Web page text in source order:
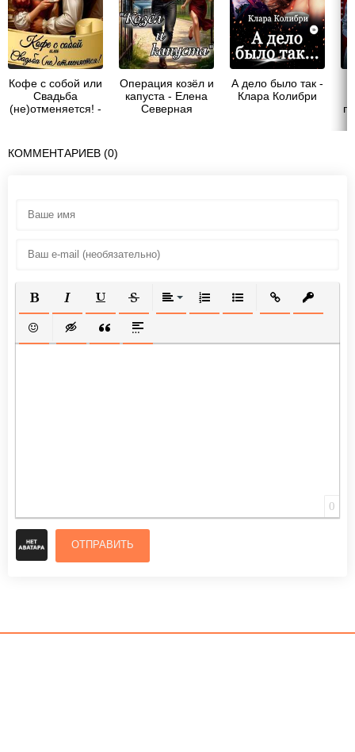
Кофе с собой или
Свадьба
(не)отменяется! -
Операция козёл и
капуста - Елена
Северная
А дело было так -
Клара Колибри
КОММЕНТАРИЕВ (0)
ПОЛУЖИРНЫЙ
КУРСИВПОДЧЕРКНУТЫЙ
ЗАЧЕРКНУТЫЙВЫРАВНИВАНИЕ
НУМЕРОВАННЫЙ СПИСОК
МАРКИРОВАННЫЙ
ВСТАВИТЬ
ВСТАВИТЬ СМАЙЛИК
ВСТАВКА СКРЫТОГО ТЕКСТА
ВСТАВКА ЦИТАТЫ
ВСТАВКА СПОЙЛЕРА
0
ОТПРАВИТЬ